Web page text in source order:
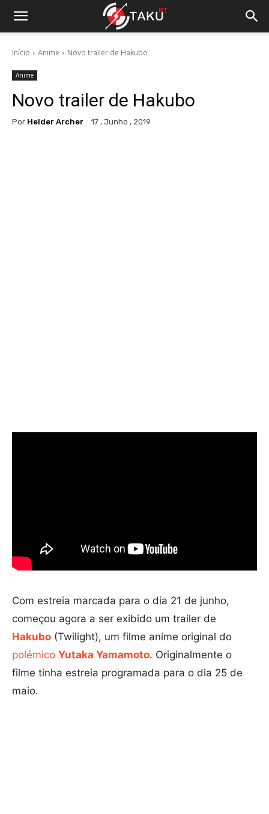
Início Anime Novo trailer de Hakubo
Anime
Novo trailer de Hakubo
Por Helder Archer 17 , Junho , 2019
Com estreia marcada para o dia 21 de junho,
começou agora a ser exibido um trailer de
Hakubo (Twilight), um filme anime original do
polémico Yutaka Yamamoto. Originalmente o
filme tinha estreia programada para o dia 25 de
maio.